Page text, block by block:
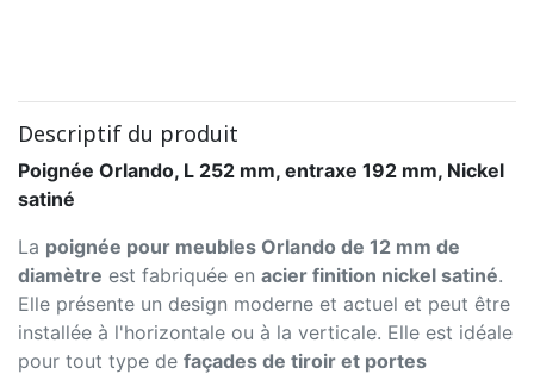
Descriptif du produit
Poignée Orlando, L 252 mm, entraxe 192 mm, Nickel
satiné
La poignée pour meubles Orlando de 12 mm de
diamètre est fabriquée en acier finition nickel satiné.
Elle présente un design moderne et actuel et peut être
installée à l'horizontale ou à la verticale. Elle est idéale
pour tout type de façades de tiroir et portes